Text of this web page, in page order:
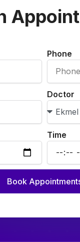
Phone
Doctor
Time
Book